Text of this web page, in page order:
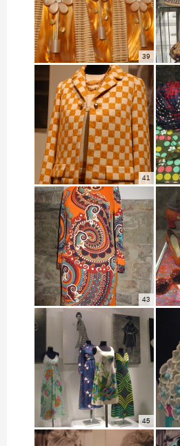
39
41
43
45